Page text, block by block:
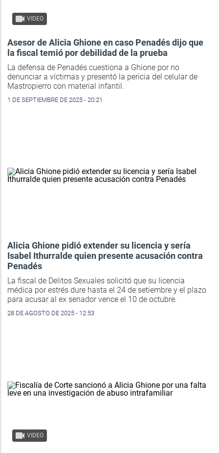
VIDEO
Asesor de Alicia Ghione en caso Penadés dijo que
la fiscal temió por debilidad de la prueba
La defensa de Penadés cuestiona a Ghione por no
denunciar a víctimas y presentó la pericia del celular de
Mastropierro con material infantil.
1 DE SEPTIEMBRE DE 2025 - 20:21
Alicia Ghione pidió extender su licencia y sería
Isabel Ithurralde quien presente acusación contra
Penadés
La fiscal de Delitos Sexuales solicitó que su licencia
médica por estrés dure hasta el 24 de setiembre y el plazo
para acusar al ex senador vence el 10 de octubre.
28 DE AGOSTO DE 2025 - 12:53
VIDEO